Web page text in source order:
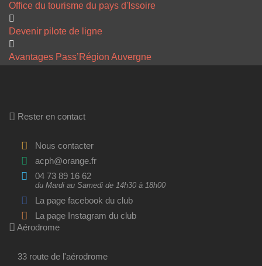
Office du tourisme du pays d'Issoire
Devenir pilote de ligne
Avantages Pass’Région Auvergne
Rester en contact
Nous contacter
acph@orange.fr
04 73 89 16 62
du Mardi au Samedi de 14h30 à 18h00
La page facebook du club
La page Instagram du club
Aérodrome
33 route de l'aérodrome